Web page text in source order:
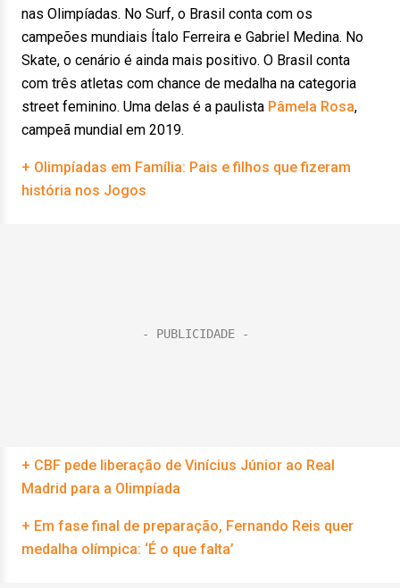
nas Olimpíadas. No Surf, o Brasil conta com os
campeões mundiais Ítalo Ferreira e Gabriel Medina. No
Skate, o cenário é ainda mais positivo. O Brasil conta
com três atletas com chance de medalha na categoria
street feminino. Uma delas é a paulista Pâmela Rosa,
campeã mundial em 2019.
+ Olimpíadas em Família: Pais e filhos que fizeram
história nos Jogos
+ CBF pede liberação de Vinícius Júnior ao Real
Madrid para a Olimpíada
+ Em fase final de preparação, Fernando Reis quer
medalha olímpica: ‘É o que falta’